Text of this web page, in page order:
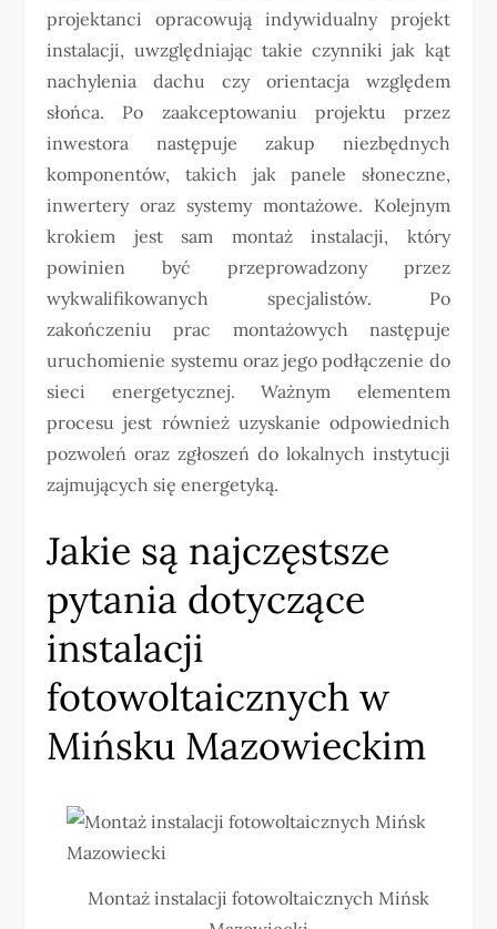
projektanci opracowują indywidualny projekt
instalacji, uwzględniając takie czynniki jak kąt
nachylenia dachu czy orientacja względem
słońca. Po zaakceptowaniu projektu przez
inwestora następuje zakup niezbędnych
komponentów, takich jak panele słoneczne,
inwertery oraz systemy montażowe. Kolejnym
krokiem jest sam montaż instalacji, który
powinien być przeprowadzony przez
wykwalifikowanych specjalistów. Po
zakończeniu prac montażowych następuje
uruchomienie systemu oraz jego podłączenie do
sieci energetycznej. Ważnym elementem
procesu jest również uzyskanie odpowiednich
pozwoleń oraz zgłoszeń do lokalnych instytucji
zajmujących się energetyką.
Jakie są najczęstsze
pytania dotyczące
instalacji
fotowoltaicznych w
Mińsku Mazowieckim
Montaż instalacji fotowoltaicznych Mińsk